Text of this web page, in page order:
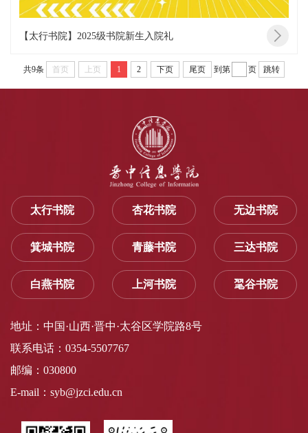
【太行书院】2025级书院新生入院礼
共9条 首页 上页 1 2 下页 尾页 到第 页 跳转
太行书院 杏花书院 无边书院
箕城书院 青藤书院 三达书院
白燕书院 上河书院 毣谷书院
地址：中国·山西·晋中·太谷区学院路8号
联系电话：0354-5507767
邮编：030800
E-mail：syb@jzci.edu.cn